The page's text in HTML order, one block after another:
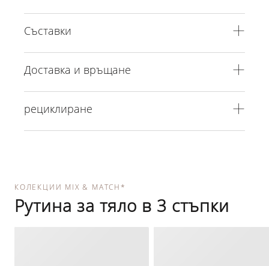
Съставки
Доставка и връщане
рециклиране
КОЛЕКЦИИ MIX & MATCH*
Рутина за тяло в 3 стъпки